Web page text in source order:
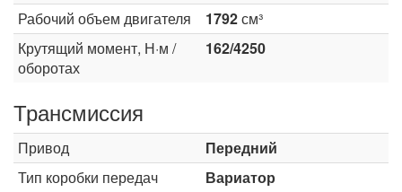
Рабочий объем двигателя 1792см³
Крутящий момент, Н·м /
оборотах
162/4250
Трансмиссия
Привод
Передний
Тип коробки передач
Вариатор